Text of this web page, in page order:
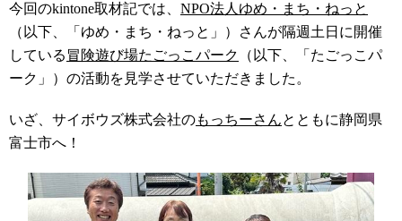
今回のkintone取材記では、 NPO法人ゆめ・まち・ねっと
（以下、「ゆめ・まち・ねっと」）さんが隔週土日に開催
している 冒険遊び場たごっこパーク
（以下、「たごっこパ
ーク」）の活動を見学させていただきました。
いざ、サイボウズ株式会社のもっちーさんとともに静岡県
富士市へ！